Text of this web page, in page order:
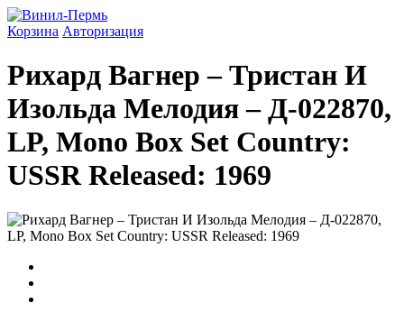
Корзина Авторизация
Рихард Вагнер ‎– Тристан И
Изольда Мелодия ‎– Д-022870,
LP, Mono Box Set Country:
USSR Released: 1969